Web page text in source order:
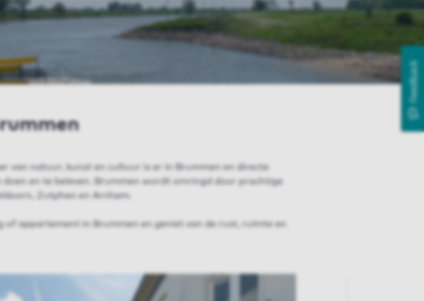
van natuur, kunst en cultuur is er in Brummen en directe
doen en te beleven. Brummen wordt omringd door prachtige
Zutphen en Arnhem.
of appartement in Brummen en geniet van de rust, ruimte en
Feedback